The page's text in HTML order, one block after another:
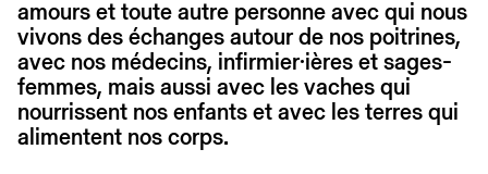
amours et toute autre personne avec qui nous
vivons des échanges autour de nos poitrines,
avec nos médecins, infirmier·ières et sages-
femmes, mais aussi avec les vaches qui
nourrissent nos enfants et avec les terres qui
alimentent nos corps.